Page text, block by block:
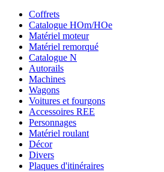
Coffrets
Catalogue HOm/HOe
Matériel moteur
Matériel remorqué
Catalogue N
Autorails
Machines
Wagons
Voitures et fourgons
Accessoires REE
Personnages
Matériel roulant
Décor
Divers
Plaques d'itinéraires